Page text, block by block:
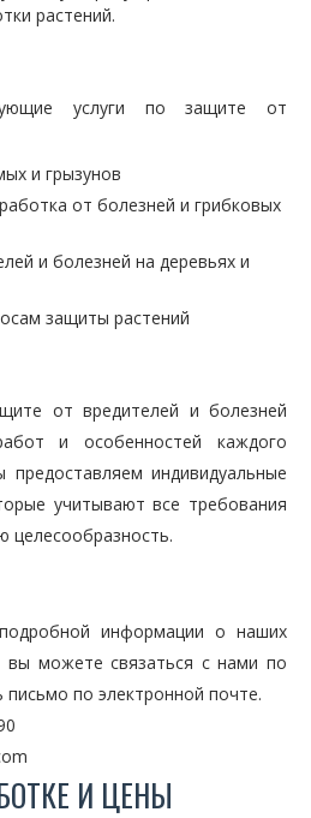
растений.
услуги по защите от
и грызунов
от болезней и грибковых
и болезней на деревьях и
защиты растений
от вредителей и болезней
и особенностей каждого
предоставляем индивидуальные
учитывают все требования
целесообразность.
информации о наших
вы можете связаться с нами по
по электронной почте.
И ЦЕНЫ